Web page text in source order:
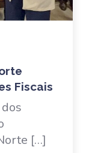
Fiscais
[…]